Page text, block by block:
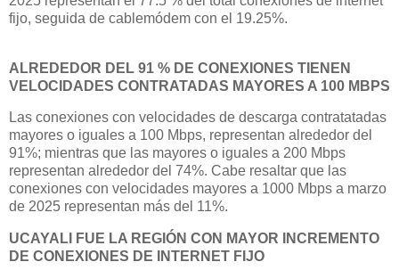
fijo, seguida de cablemódem con el 19.25%.
ALREDEDOR DEL 91 % DE CONEXIONES TIENEN
VELOCIDADES CONTRATADAS MAYORES A 100 MBPS
Las conexiones con velocidades de descarga contratatadas
mayores o iguales a 100 Mbps, representan alrededor del
91%; mientras que las mayores o iguales a 200 Mbps
representan alrededor del 74%. Cabe resaltar que las
conexiones con velocidades mayores a 1000 Mbps a marzo
de 2025 representan más del 11%.
UCAYALI FUE LA REGIÓN CON MAYOR INCREMENTO
DE CONEXIONES DE INTERNET FIJO